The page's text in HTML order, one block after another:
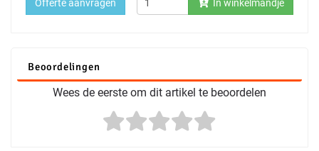
In winkelmandje
Offerte aanvragen
Beoordelingen
Wees de eerste om dit artikel te beoordelen